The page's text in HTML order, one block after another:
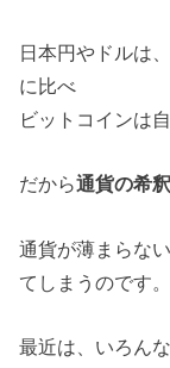
日本円やドルは
に比べ
ビットコインは
だから通貨の希
通貨が薄まらな
てしまうのです。
最近は、いろん